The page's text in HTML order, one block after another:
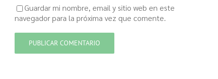
Guardar mi nombre, email y sitio web en este
navegador para la próxima vez que comente.